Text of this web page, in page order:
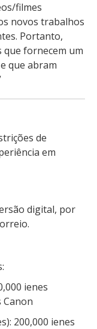
filmes
novos trabalhos
Portanto,
fornecem um
que abram
de
em
digital, por
ienes
200,000 ienes